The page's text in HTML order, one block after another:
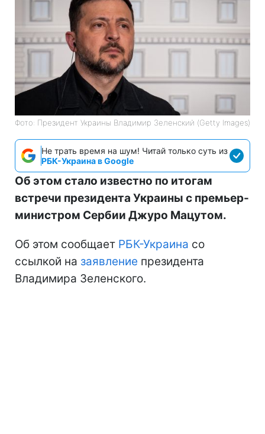
Фото: Президент Украины Владимир Зеленский (Getty Images)
Не трать время на шум! Читай только суть из
РБК-Украина в Google
Об этом стало известно по итогам
встречи президента Украины с премьер-
министром Сербии Джуро Мацутом.
Об этом сообщает РБК-Украина со
ссылкой на заявление президента
Владимира Зеленского.